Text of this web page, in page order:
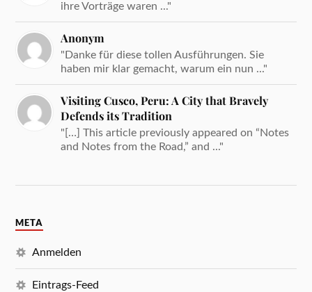
ihre Vorträge waren ..."
Anonym
"Danke für diese tollen Ausführungen. Sie
haben mir klar gemacht, warum ein nun ..."
Visiting Cusco, Peru: A City that Bravely
Defends its Tradition
"[…] This article previously appeared on “Notes
and Notes from the Road,” and ..."
META
Anmelden
Eintrags-Feed